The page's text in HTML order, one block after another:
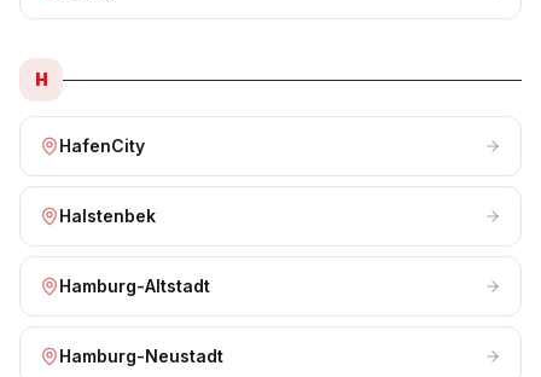
H
HafenCity
Halstenbek
Hamburg-Altstadt
Hamburg-Neustadt